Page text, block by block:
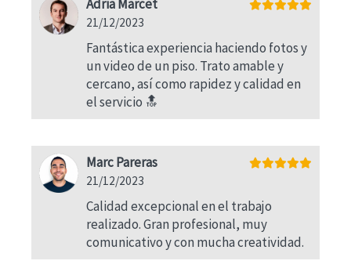
Adria Marcet
21/12/2023
Fantástica experiencia haciendo fotos y
un video de un piso. Trato amable y
cercano, así como rapidez y calidad en
el servicio 🔝
Marc Pareras
21/12/2023
Calidad excepcional en el trabajo
realizado. Gran profesional, muy
comunicativo y con mucha creatividad.